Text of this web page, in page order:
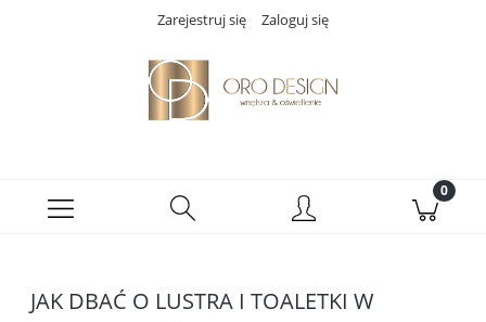
Zarejestruj się Zaloguj się
JAK DBAĆ O LUSTRA I TOALETKI W